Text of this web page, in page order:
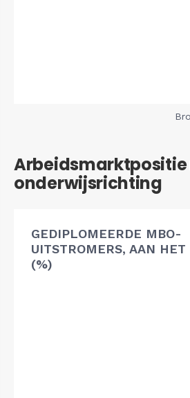
onderwijsrichting
GEDIPLOMEERDE MBO-
UITSTROMERS, AAN HET
(%)